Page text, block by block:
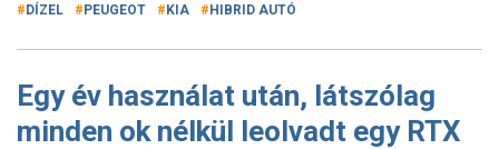
DÍZEL
PEUGEOT KIA HIBRID AUTÓ
Egy év használat után, látszólag
minden ok nélkül leolvadt egy RTX